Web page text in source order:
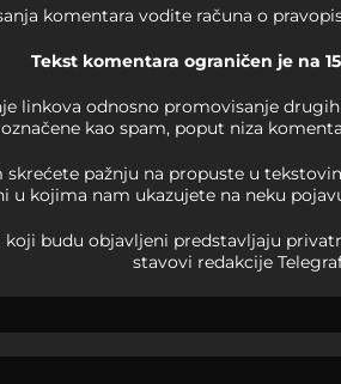
komentara vodite računa o
Tekst komentara ograničen je na
linkova odnosno promovisanje
kao spam, poput niza
pažnju na propuste u
u kojima nam ukazujete na neku
budu objavljeni predstavljaju
stavovi redakcije